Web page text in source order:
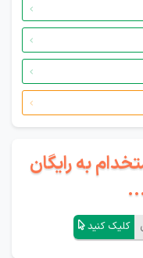
به رایگان
کلیک کنید